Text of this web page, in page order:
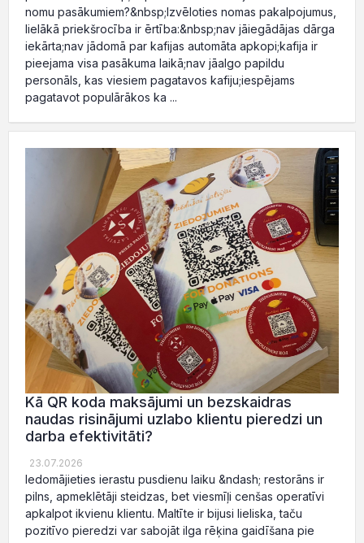
nomu pasākumiem?&nbsp;Izvēloties nomas pakalpojumus,
lielākā priekšrocība ir ērtība:&nbsp;nav jāiegādājas dārga
iekārta;nav jādomā par kafijas automāta apkopi;kafija ir
pieejama visa pasākuma laikā;nav jāalgo papildu
personāls, kas viesiem pagatavos kafiju;iespējams
pagatavot populārākos ka ...
Kā QR koda maksājumi un bezskaidras
naudas risinājumi uzlabo klientu pieredzi un
darba efektivitāti?
23.07.2026
Iedomājieties ierastu pusdienu laiku &ndash; restorāns ir
pilns, apmeklētāji steidzas, bet viesmīļi cenšas operatīvi
apkalpot ikvienu klientu. Maltīte ir bijusi lieliska, taču
pozitīvo pieredzi var sabojāt ilga rēķina gaidīšana pie